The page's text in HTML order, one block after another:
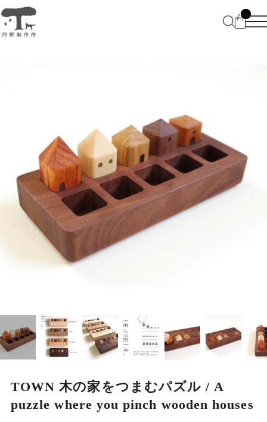
仕掛けのある文具 Stationeries
電子端末向け卓上小物 Desk
accessories
特別なものを仕舞う箱 wooden
boxes
games
一期一会のもの Limited edition item
わけあり品 FactoryOutlet
BLOG
CONTACT
FAQ
プライバシーポリシー
特定商取引法に基づく表記
TOWN 木の家をつまむパズル / A
puzzle where you pinch wooden houses